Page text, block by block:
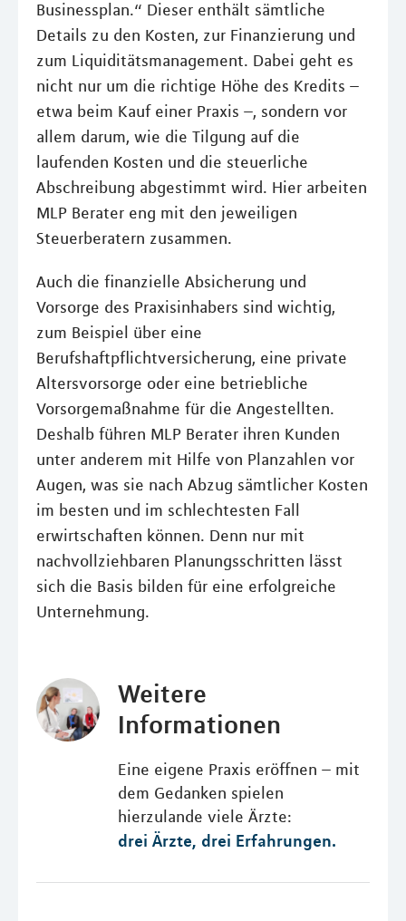
Businessplan.“ Dieser enthält sämtliche
Details zu den Kosten, zur Finanzierung und
zum Liquiditätsmanagement. Dabei geht es
nicht nur um die richtige Höhe des Kredits –
etwa beim Kauf einer Praxis –, sondern vor
allem darum, wie die Tilgung auf die
laufenden Kosten und die steuerliche
Abschreibung abgestimmt wird. Hier arbeiten
MLP Berater eng mit den jeweiligen
Steuerberatern zusammen.
Auch die finanzielle Absicherung und
Vorsorge des Praxisinhabers sind wichtig,
zum Beispiel über eine
Berufshaftpflichtversicherung, eine private
Altersvorsorge oder eine betriebliche
Vorsorgemaßnahme für die Angestellten.
Deshalb führen MLP Berater ihren Kunden
unter anderem mit Hilfe von Planzahlen vor
Augen, was sie nach Abzug sämtlicher Kosten
im besten und im schlechtesten Fall
erwirtschaften können. Denn nur mit
nachvollziehbaren Planungsschritten lässt
sich die Basis bilden für eine erfolgreiche
Unternehmung.
Weitere
Informationen
Eine eigene Praxis eröffnen – mit
dem Gedanken spielen
hierzulande viele Ärzte:
drei Ärzte, drei Erfahrungen.